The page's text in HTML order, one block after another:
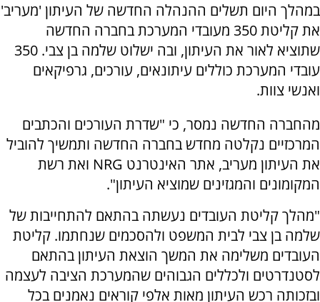
במהלך היום תשלים ההנהלה החדשה של העיתון 'מעריב'
את קליטת 350 מעובדי המערכת בחברה החדשה
שתוציא לאור את העיתון, ובה ישלוט שלמה בן צבי. 350
עובדי המערכת כוללים עיתונאים, עורכים, גרפיקאים
ואנשי צוות.
מהחברה החדשה נמסר, כי "שדרת העורכים והכתבים
המרכזיים נקלטה מחדש בחברה החדשה ותמשיך להוביל
את העיתון מעריב, אתר האינטרנט NRG ואת רשת
המקומונים והמגזינים שמוציא העיתון".
"מהלך קליטת העובדים נעשתה בהתאם להתחייבות של
שלמה בן צבי לבית המשפט ולהסכמים שנחתמו. קליטת
העובדים משלימה את המשך הוצאת העיתון בהתאם
לסטנדרטים ולכללים הגבוהים שהמערכת הציבה לעצמה
ובזכותה רכש העיתון מאות אלפי קוראים נאמנים בכל